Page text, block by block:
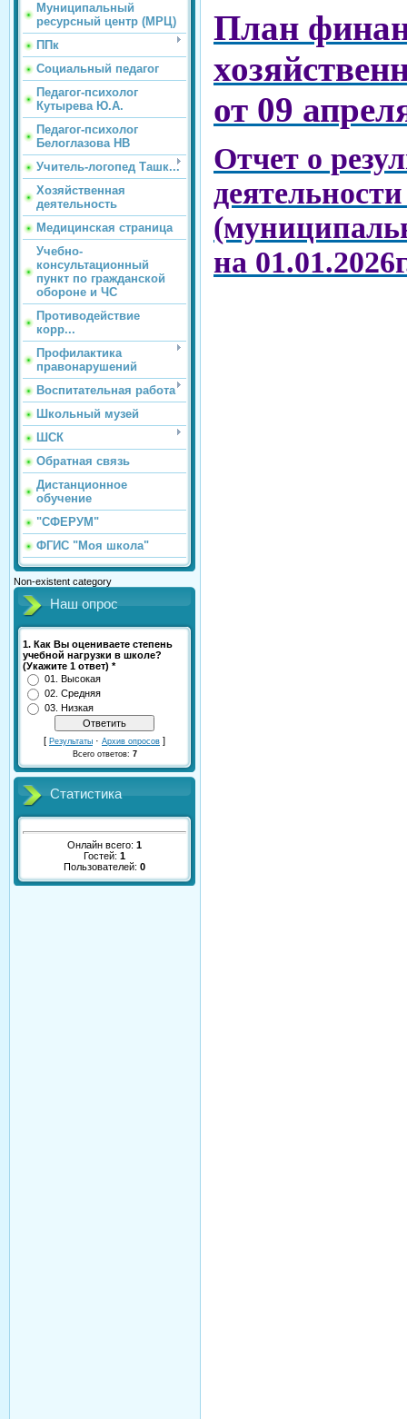
Муниципальный
ресурсный центр (МРЦ)
ППк
Социальный педагог
Педагог-психолог
Кутырева Ю.А.
Педагог-психолог
Белоглазова НВ
Учитель-логопед Ташк...
Хозяйственная
деятельность
Медицинская страница
Учебно-
консультационный
пункт по гражданской
обороне и ЧС
Противодействие
корр...
Профилактика
правонарушений
Воспитательная работа
Школьный музей
ШСК
Обратная связь
Дистанционное
обучение
"СФЕРУМ"
ФГИС "Моя школа"
Non-existent category
Наш опрос
1. Как Вы оцениваете степень
учебной нагрузки в школе?
(Укажите 1 ответ) *
01. Высокая
02. Средняя
03. Низкая
[ Результаты · Архив опросов ]
Всего ответов: 7
Статистика
Онлайн всего: 1
Гостей: 1
Пользователей: 0
План
от 09
Отчет о
на